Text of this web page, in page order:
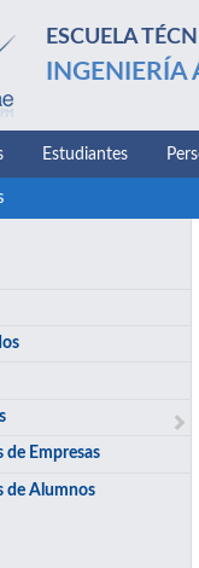
ESCUELA
Estudiantes
de Empresas
de Alumnos